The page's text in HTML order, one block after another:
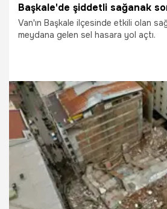
Van'ın Başkale ilçesinde etkili olan
meydana gelen sel hasara yol açtı.
26.06.2026 Van